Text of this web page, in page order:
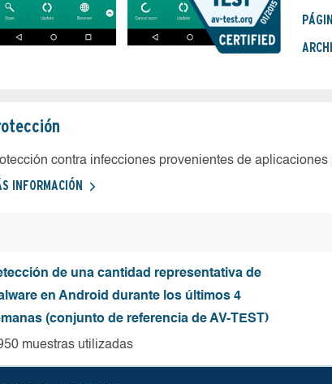
contra infecciones provenientes de
INFORMACIÓN
de una cantidad representativa de
en Android durante los últimos 4
(conjunto de referencia de AV-TEST)
muestras utilizadas